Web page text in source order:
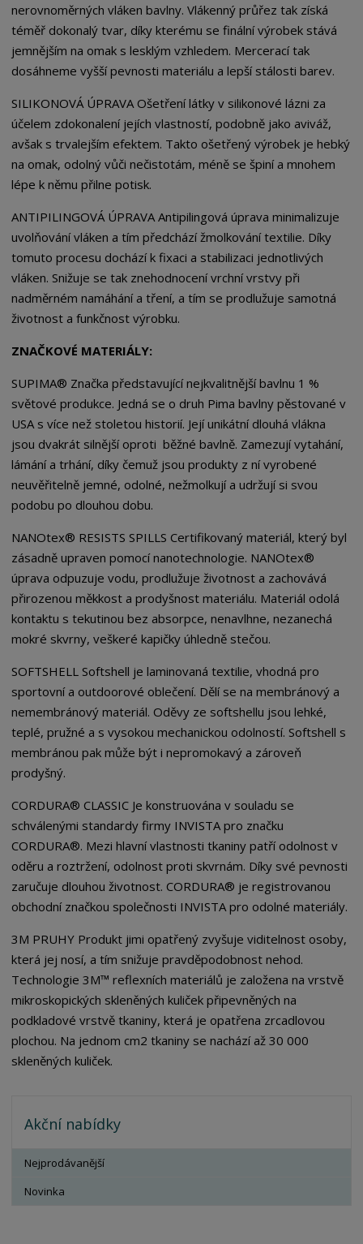
nerovnoměrných vláken bavlny. Vlákenný průřez tak získá
téměř dokonalý tvar, díky kterému se finální výrobek stává
jemnějším na omak s lesklým vzhledem. Mercerací tak
dosáhneme vyšší pevnosti materiálu a lepší stálosti barev.
SILIKONOVÁ ÚPRAVA Ošetření látky v silikonové lázni za
účelem zdokonalení jejích vlastností, podobně jako aviváž,
avšak s trvalejším efektem. Takto ošetřený výrobek je hebký
na omak, odolný vůči nečistotám, méně se špiní a mnohem
lépe k němu přilne potisk.
ANTIPILINGOVÁ ÚPRAVA Antipilingová úprava minimalizuje
uvolňování vláken a tím předchází žmolkování textilie. Díky
tomuto procesu dochází k fixaci a stabilizaci jednotlivých
vláken. Snižuje se tak znehodnocení vrchní vrstvy při
nadměrném namáhání a tření, a tím se prodlužuje samotná
životnost a funkčnost výrobku.
ZNAČKOVÉ MATERIÁLY:
SUPIMA® Značka představující nejkvalitnější bavlnu 1 %
světové produkce. Jedná se o druh Pima bavlny pěstované v
USA s více než stoletou historií. Její unikátní dlouhá vlákna
jsou dvakrát silnější oproti běžné bavlně. Zamezují vytahání,
lámání a trhání, díky čemuž jsou produkty z ní vyrobené
neuvěřitelně jemné, odolné, nežmolkují a udržují si svou
podobu po dlouhou dobu.
NANOtex® RESISTS SPILLS Certifikovaný materiál, který byl
zásadně upraven pomocí nanotechnologie. NANOtex®
úprava odpuzuje vodu, prodlužuje životnost a zachovává
přirozenou měkkost a prodyšnost materiálu. Materiál odolá
kontaktu s tekutinou bez absorpce, nenavlhne, nezanechá
mokré skvrny, veškeré kapičky úhledně stečou.
SOFTSHELL Softshell je laminovaná textilie, vhodná pro
sportovní a outdoorové oblečení. Dělí se na membránový a
nemembránový materiál. Oděvy ze softshellu jsou lehké,
teplé, pružné a s vysokou mechanickou odolností. Softshell s
membránou pak může být i nepromokavý a zároveň
prodyšný.
CORDURA® CLASSIC Je konstruována v souladu se
schválenými standardy firmy INVISTA pro značku
CORDURA®. Mezi hlavní vlastnosti tkaniny patří odolnost v
oděru a roztržení, odolnost proti skvrnám. Díky své pevnosti
zaručuje dlouhou životnost. CORDURA® je registrovanou
obchodní značkou společnosti INVISTA pro odolné materiály.
3M PRUHY Produkt jimi opatřený zvyšuje viditelnost osoby,
která jej nosí, a tím snižuje pravděpodobnost nehod.
Technologie 3M™ reflexních materiálů je založena na vrstvě
mikroskopických skleněných kuliček připevněných na
podkladové vrstvě tkaniny, která je opatřena zrcadlovou
plochou. Na jednom cm2 tkaniny se nachází až 30 000
skleněných kuliček.
Akční nabídky
Nejprodávanější
Novinka